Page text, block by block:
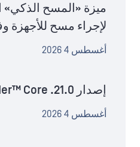
ميزة «المسح الذكي»
لإجراء مسح للأجهزة
أغسطس 4 2026
إصدار MetaDefender™ Core .21.0
أغسطس 4 2026